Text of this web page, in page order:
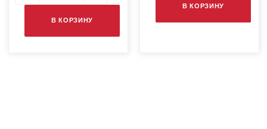
В КОРЗИНУ
В КОРЗИНУ